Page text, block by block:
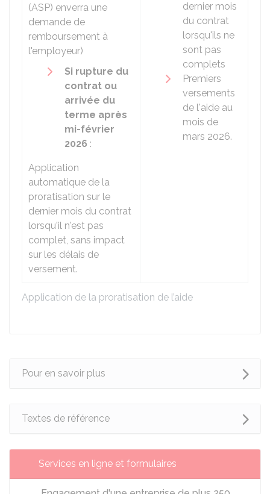
Application de la proratisation de l’aide
(ASP) enverra une
demande de
remboursement à
l'employeur)
Si rupture du
contrat ou
arrivée du
terme après
mi-février
2026 :
Application
automatique de la
proratisation sur le
dernier mois du contrat
lorsqu'il n'est pas
complet, sans impact
sur les délais de
versement.
dernier mois
du contrat
lorsqu'ils ne
sont pas
complets
Premiers
versements
de l'aide au
mois de
mars 2026.
Pour en savoir plus
Textes de référence
Services en ligne et formulaires